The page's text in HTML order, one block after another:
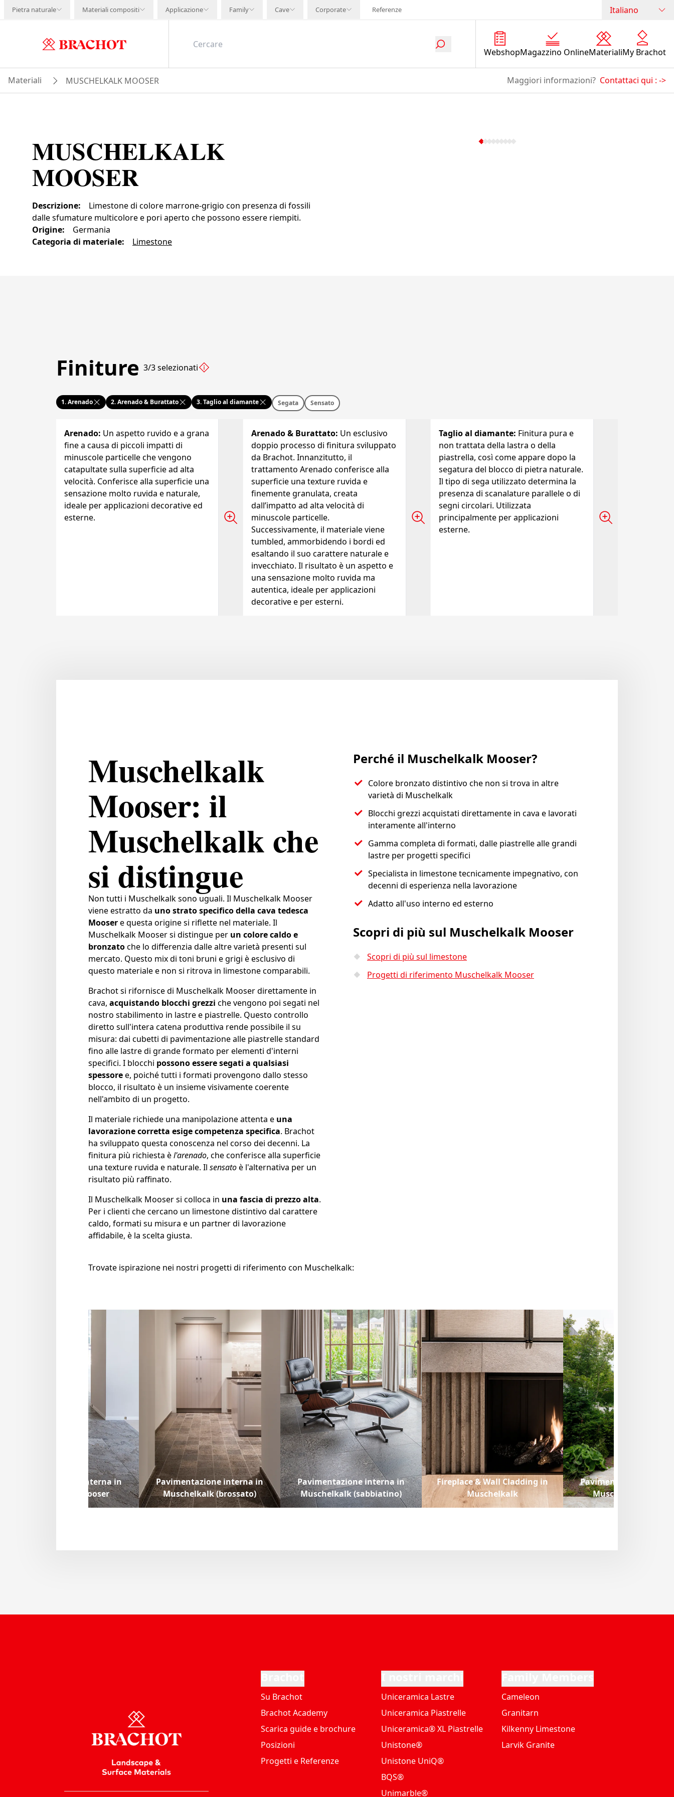
Pietra naturale Materiali compositi Applicazione Family Cave Corporate Referenze Italiano
WebshopMagazzino OnlineMaterialiMy Brachot
Materiali MUSCHELKALK MOOSER Maggiori informazioni? Contattaci qui : ->
MUSCHELKALK
MOOSER
Descrizione:
Limestone di colore marrone-grigio con presenza di fossili
dalle sfumature multicolore e pori aperto che possono essere riempiti.
Origine:
Germania
Categoria di materiale: Limestone
Finiture 3/3 selezionati
1.Arenado 2.Arenado & Burattato 3.Taglio al diamante Segata Sensato
Arenado: Un aspetto ruvido e a grana
fine a causa di piccoli impatti di
minuscole particelle che vengono
catapultate sulla superficie ad alta
velocità. Conferisce alla superficie una
sensazione molto ruvida e naturale,
ideale per applicazioni decorative ed
esterne.
Arenado & Burattato: Un esclusivo
doppio processo di finitura sviluppato
da Brachot. Innanzitutto, il
trattamento Arenado conferisce alla
superficie una texture ruvida e
finemente granulata, creata
dall’impatto ad alta velocità di
minuscole particelle.
Successivamente, il materiale viene
tumbled, ammorbidendo i bordi ed
esaltando il suo carattere naturale e
invecchiato. Il risultato è un aspetto e
una sensazione molto ruvida ma
autentica, ideale per applicazioni
decorative e per esterni.
Taglio al diamante: Finitura pura e
non trattata della lastra o della
piastrella, così come appare dopo la
segatura del blocco di pietra naturale.
Il tipo di sega utilizzato determina la
presenza di scanalature parallele o di
segni circolari. Utilizzata
principalmente per applicazioni
esterne.
Muschelkalk
Mooser: il
Muschelkalk che
si distingue
Non tutti i Muschelkalk sono uguali. Il Muschelkalk Mooser
viene estratto da uno strato specifico della cava tedesca
Moosere questa origine si riflette nel materiale. Il
Muschelkalk Mooser si distingue per un colore caldo e
bronzatoche lo differenzia dalle altre varietà presenti sul
mercato. Questo mix di toni bruni e grigi è esclusivo di
questo materiale e non si ritrova in limestone comparabili.
Brachot si rifornisce di Muschelkalk Mooser direttamente in
cava, acquistando blocchi grezzi che vengono poi segati nel
nostro stabilimento in lastre e piastrelle. Questo controllo
diretto sull'intera catena produttiva rende possibile il su
misura: dai cubetti di pavimentazione alle piastrelle standard
fino alle lastre di grande formato per elementi d'interni
specifici. I blocchi possono essere segati a qualsiasi
spessoree, poiché tutti i formati provengono dallo stesso
blocco, il risultato è un insieme visivamente coerente
nell'ambito di un progetto.
Il materiale richiede una manipolazione attenta e una
lavorazione corretta esige competenza specifica. Brachot
ha sviluppato questa conoscenza nel corso dei decenni. La
finitura più richiesta èl'arenado, che conferisce alla superficie
una texture ruvida e naturale. Il sensatoè l'alternativa per un
risultato più raffinato.
Il Muschelkalk Mooser si colloca in una fascia di prezzo alta.
Per i clienti che cercano un limestone distintivo dal carattere
caldo, formati su misura e un partner di lavorazione
affidabile, è la scelta giusta.
Perché il Muschelkalk Mooser?
Colore bronzato distintivo che non si trova in altre
varietà di Muschelkalk
Blocchi grezzi acquistati direttamente in cava e lavorati
interamente all'interno
Gamma completa di formati, dalle piastrelle alle grandi
lastre per progetti specifici
Specialista in limestone tecnicamente impegnativo, con
decenni di esperienza nella lavorazione
Adatto all'uso interno ed esterno
Scopri di più sul Muschelkalk Mooser
Scopri di più sul limestone
Progetti di riferimento Muschelkalk Mooser
Trovate ispirazione nei nostri progetti di riferimento con Muschelkalk:
Pavimentazione interna in
Muschelkalk Mooser
Pavimentazione interna in
Muschelkalk (brossato)
Pavimentazione interna in
Muschelkalk (sabbiatino)
Fireplace & Wall Cladding in
Muschelkalk
Pavimentazione
Muschelkalk
Su Brachot
Brachot Academy
Scarica guide e brochure
Posizioni
Progetti e Referenze
Uniceramica Lastre
Uniceramica Piastrelle
Uniceramica® XL Piastrelle
Unistone®
Unistone UniQ®
BQS®
Unimarble®
Cameleon
Granitarn
Kilkenny Limestone
Larvik Granite